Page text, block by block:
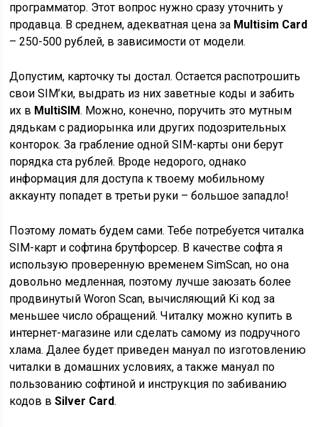
программатор. Этот вопрос нужно сразу уточнить у
продавца. В среднем, адекватная цена за Multisim Card
– 250-500 рублей, в зависимости от модели.
Допустим, карточку ты достал. Остается распотрошить
свои SIM’ки, выдрать из них заветные коды и забить
их в MultiSIM. Можно, конечно, поручить это мутным
дядькам с радиорынка или других подозрительных
конторок. За грабление одной SIM-карты они берут
порядка ста рублей. Вроде недорого, однако
информация для доступа к твоему мобильному
аккаунту попадет в третьи руки – большое западло!
Поэтому ломать будем сами. Тебе потребуется читалка
SIM-карт и софтина брутфорсер. В качестве софта я
использую проверенную временем SimScan, но она
довольно медленная, поэтому лучше заюзать более
продвинутый Woron Scan, вычисляющий Ki код за
меньшее число обращений. Читалку можно купить в
интернет-магазине или сделать самому из подручного
хлама. Далее будет приведен мануал по изготовлению
читалки в домашних условиях, а также мануал по
пользованию софтиной и инструкция по забиванию
кодов вSilver Card.